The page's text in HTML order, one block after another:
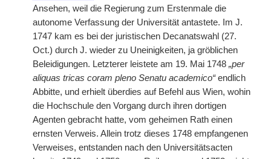
Ansehen, weil die Regierung zum Erstenmale die
autonome Verfassung der Universität antastete. Im J.
1747 kam es bei der juristischen Decanatswahl (27.
Oct.) durch J. wieder zu Uneinigkeiten, ja gröblichen
Beleidigungen. Letzterer leistete am 19. Mai 1748 „per
aliquas tricas coram pleno Senatu academico“endlich
Abbitte, und erhielt überdies auf Befehl aus Wien, wohin
die Hochschule den Vorgang durch ihren dortigen
Agenten gebracht hatte, vom geheimen Rath einen
ernsten Verweis. Allein trotz dieses 1748 empfangenen
Verweises, entstanden nach den Universitätsacten